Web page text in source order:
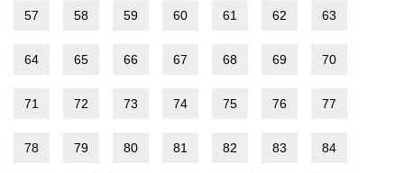
57 58 59 60 61 62 63
64 65 66 67 68 69 70
71 72 73 74 75 76 77
78 79 80 81 82 83 84